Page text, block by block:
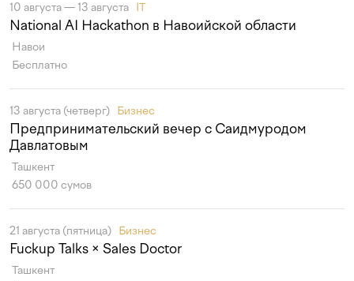
10 августа — 13 августа IT
National AI Hackathon в Навоийской области
Навои
Бесплатно
13 августа (четверг) Бизнес
Предпринимательский вечер с Саидмуродом
Давлатовым
Ташкент
650 000 сумов
21 августа (пятница) Бизнес
Fuckup Talks × Sales Doctor
Ташкент